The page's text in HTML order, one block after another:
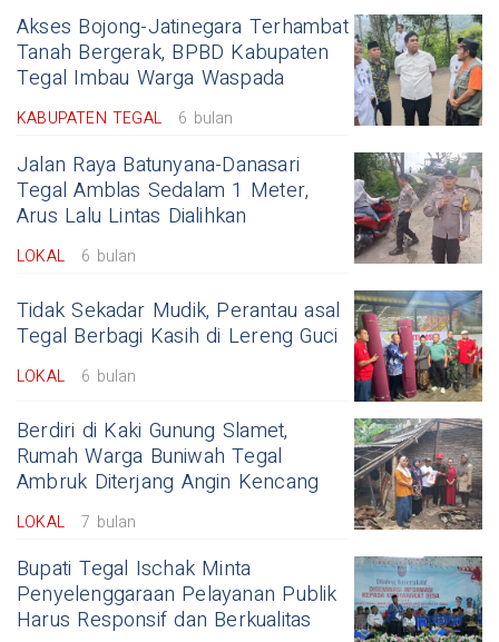
Akses Bojong-Jatinegara Terhambat
Tanah Bergerak, BPBD Kabupaten
Tegal Imbau Warga Waspada
KABUPATEN TEGAL 6 bulan
Jalan Raya Batunyana-Danasari
Tegal Amblas Sedalam 1 Meter,
Arus Lalu Lintas Dialihkan
LOKAL 6 bulan
Tidak Sekadar Mudik, Perantau asal
Tegal Berbagi Kasih di Lereng Guci
LOKAL 6 bulan
Berdiri di Kaki Gunung Slamet,
Rumah Warga Buniwah Tegal
Ambruk Diterjang Angin Kencang
LOKAL 7 bulan
Bupati Tegal Ischak Minta
Penyelenggaraan Pelayanan Publik
Harus Responsif dan Berkualitas